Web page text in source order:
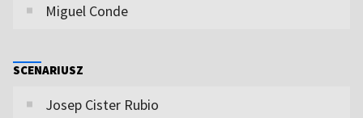
Miguel Conde
SCENARIUSZ
Josep Cister Rubio